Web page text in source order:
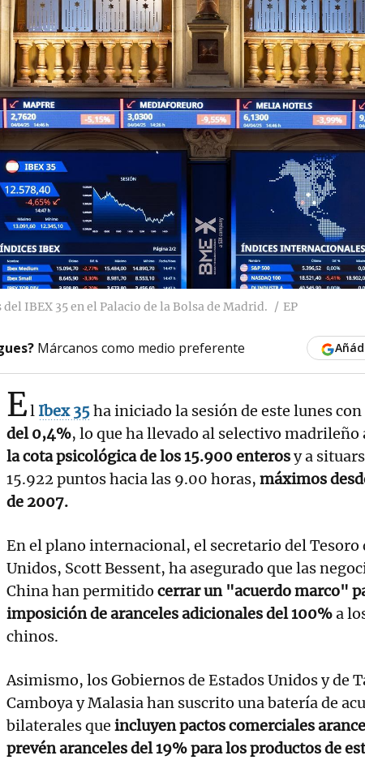
del IBEX 35 en el Palacio de la Bolsa de Madrid. EP
Márcanos como medio preferente
El Ibex 35ha iniciado la sesión de este lunes con
del 0,4%, lo que ha llevado al selectivo madrileño
la cota psicológica de los 15.900 enterosy a
15.922 puntos hacia las 9.00 horas, máximos
de 2007.
En el plano internacional, el secretario del Tesoro
Unidos, Scott Bessent, ha asegurado que las
China han permitido cerrar un "acuerdo marco"
imposición de aranceles adicionales del 100%a
chinos.
Asimismo, los Gobiernos de Estados Unidos y de
Camboya y Malasia han suscrito una batería de
bilaterales que incluyen pactos comerciales
prevén aranceles del 19% para los productos de